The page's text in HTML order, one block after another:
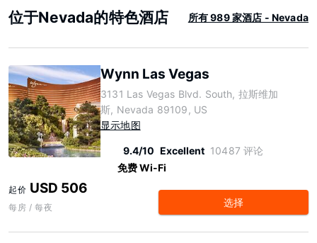
位于Nevada的特色酒店 所有 989 家酒店 - Nevada
Wynn Las Vegas
3131 Las Vegas Blvd. South, 拉斯维加
斯, Nevada 89109, US
显示地图
9.4/10 Excellent 10487 评论
免费 Wi-Fi
起价 USD 506
每房 / 每夜 选择